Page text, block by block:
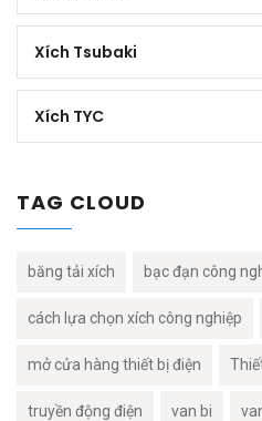
Xích Tsubaki
Xích TYC
TAG CLOUD
băng tải xích bạc đạn công
cách lựa chọn xích công nghiệp
mở cửa hàng thiết bị điện
truyền động điện van bi